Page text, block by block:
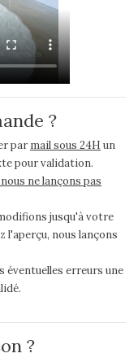
?
par mail sous 24H un
pour validation.
ne lançons pas
jusqu'à votre
l'aperçu, nous lançons
erreurs une
?